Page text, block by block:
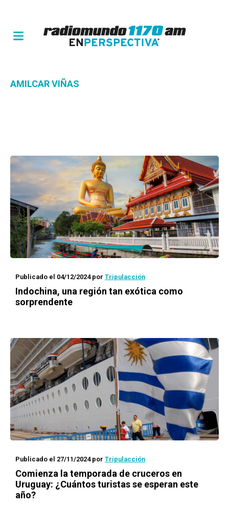
AMILCAR VIÑAS
Publicado el 04/12/2024por Tripulacción
Indochina, una región tan exótica como
sorprendente
Publicado el 27/11/2024por Tripulacción
Comienza la temporada de cruceros en
Uruguay: ¿Cuántos turistas se esperan este
año?